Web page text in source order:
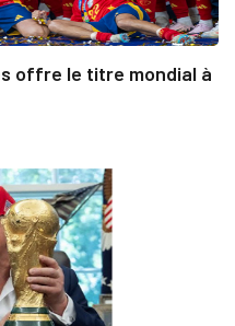
offre le titre mondial à